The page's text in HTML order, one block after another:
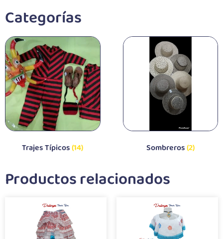
Categorías
Trajes Típicos(14) Sombreros(2)
Productos relacionados